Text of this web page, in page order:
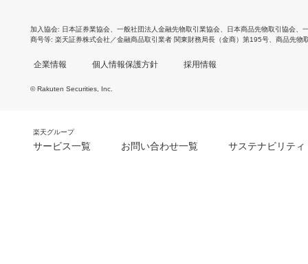
加入協会 日本証券業協会 一般社団法人金融先物取引業協会 日本商品先物取引協会
商号等 楽天証券株式会社／金融商品取引業者 関東財務局長（金商）第195号、商品先物
企業情報 個人情報保護方針 採用情報
© Rakuten Securities, Inc.
楽天グループ
サービス一覧 お問い合わせ一覧 サステナビリティ